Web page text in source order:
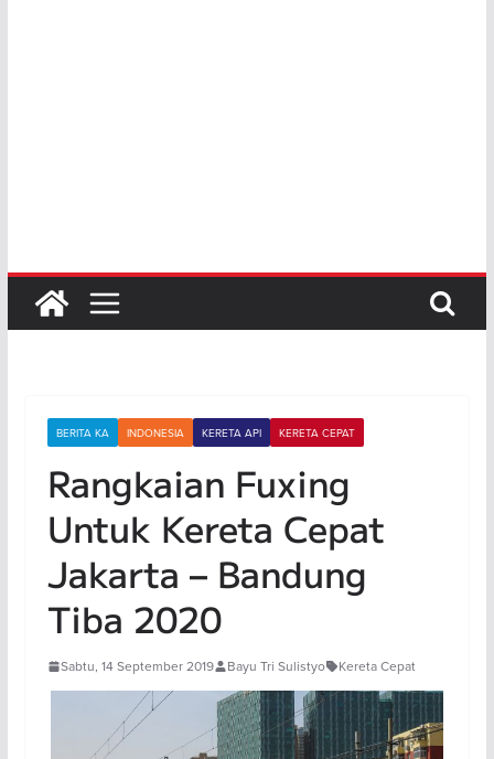
BERITA KA INDONESIA KERETA API KERETA CEPAT
Rangkaian Fuxing
Untuk Kereta Cepat
Jakarta – Bandung
Tiba 2020
Sabtu, 14 September 2019 Bayu Tri Sulistyo Kereta Cepat